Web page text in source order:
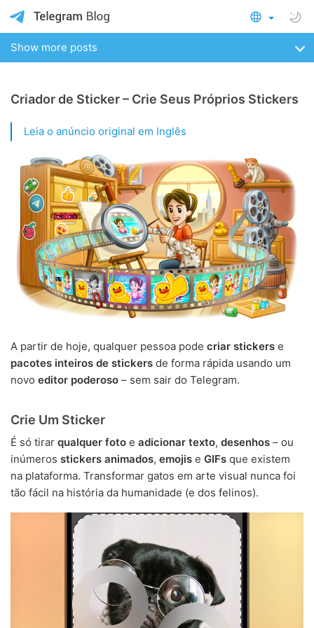
Show more posts
Criador de Sticker – Crie Seus Próprios Stickers
Leia o anúncio original em Inglês
A partir de hoje, qualquer pessoa pode criar stickers e
pacotes inteiros de stickers de forma rápida usando um
novo editor poderoso – sem sair do Telegram.
Crie Um Sticker
É só tirar qualquer foto e adicionar texto, desenhos – ou
inúmeros stickers animados, emojis e GIFs que existem
na plataforma. Transformar gatos em arte visual nunca foi
tão fácil na história da humanidade (e dos felinos).